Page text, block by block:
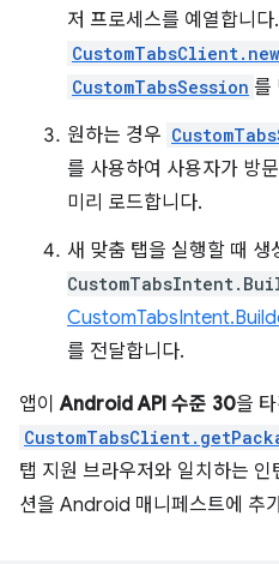
저 프로세스를 예열합니다
CustomTabsSession 를
원하는 경우
를 사용하여 사용자가 방
미리 로드합니다.
새 맞춤 탭을 실행할 때 생
를 전달합니다.
앱이Android API 수준 30을
탭 지원 브라우저와 일치하는
션을 Android 매니페스트에 추